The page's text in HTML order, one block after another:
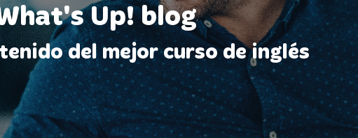
Up! blog
del mejor curso de inglés